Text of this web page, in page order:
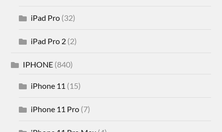
iPad Pro (32)
iPad Pro 2 (2)
IPHONE (840)
iPhone 11 (15)
iPhone 11 Pro (7)